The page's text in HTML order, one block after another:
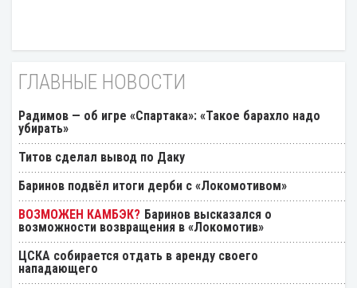
ГЛАВНЫЕ НОВОСТИ
Радимов — об игре «Спартака»: «Такое барахло надо
убирать»
Титов сделал вывод по Даку
Баринов подвёл итоги дерби с «Локомотивом»
Баринов высказался о
возможности возвращения в «Локомотив»
ЦСКА собирается отдать в аренду своего
нападающего